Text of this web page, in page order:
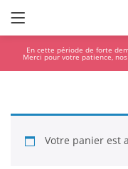
LOGIN
En cette période de forte
Merci pour votre patience,
Votre panier est